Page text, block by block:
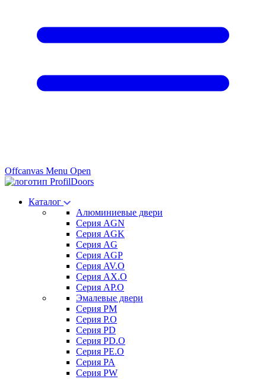
Offcanvas Menu Open
Каталог
Алюминиевые двери
Серия AGN
Серия AGK
Серия AG
Серия AGP
Серия AV.O
Серия AX.O
Серия AP.O
Эмалевые двери
Серия PM
Серия P.O
Серия PD
Серия PD.O
Серия PE.O
Серия PA
Серия PW